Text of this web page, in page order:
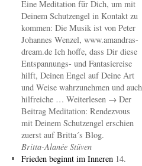
Eine Meditation für Dich, um mit
Deinem Schutzengel in Kontakt zu
kommen: Die Musik ist von Peter
Johannes Wenzel, www.amandras-
dream.de Ich hoffe, dass Dir diese
Entspannungs- und Fantasiereise
hilft, Deinen Engel auf Deine Art
und Weise wahrzunehmen und auch
hilfreiche … Weiterlesen → Der
Beitrag Meditation: Rendezvous
mit Deinem Schutzengel erschien
zuerst auf Britta´s Blog.
Britta-Alanée Stüven
Frieden beginnt im Inneren 14.